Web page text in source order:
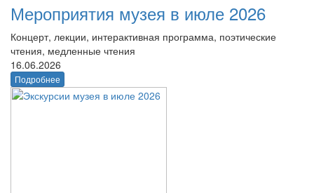
Мероприятия музея в июле 2026
Концерт, лекции, интерактивная программа, поэтические
чтения, медленные чтения
16.06.2026
Подробнее